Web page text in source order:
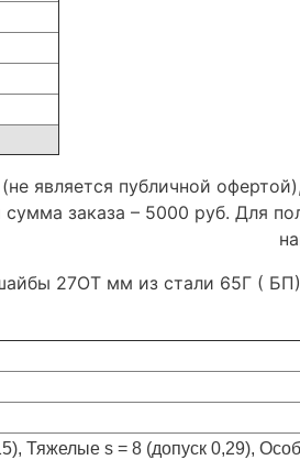
является публичной
заказа – 5000 руб. Для
27ОТ мм из стали 65Г (
Тяжелые s = 8 (допуск 0,29),